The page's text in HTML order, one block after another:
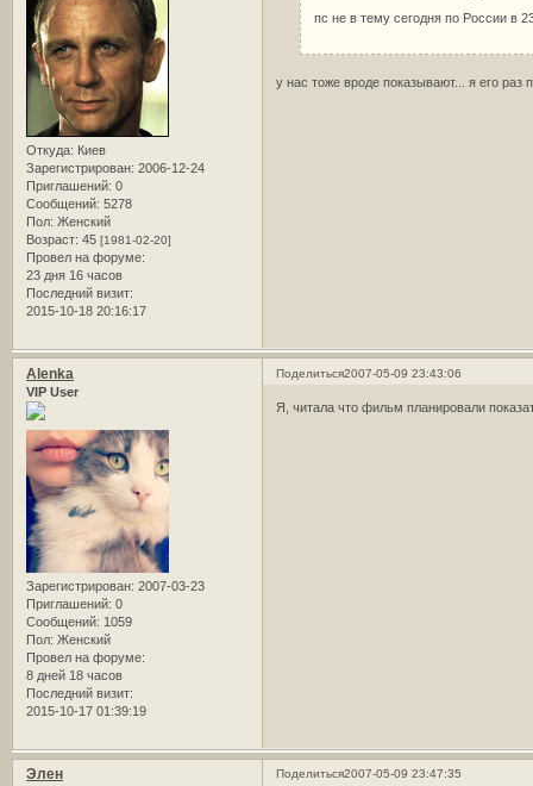
Откуда: Киев
Зарегистрирован: 2006-12-24
Приглашений: 0
Сообщений: 5278
Пол: Женский
Возраст: 45 [1981-02-20]
Провел на форуме:
23 дня 16 часов
Последний визит:
2015-10-18 20:16:17
пс не в тему сегодня по России в
у нас тоже вроде показывают... я его раз
Поделиться2007-05-09 23:43:06
Alenka
VIP User
Зарегистрирован: 2007-03-23
Приглашений: 0
Сообщений: 1059
Пол: Женский
Провел на форуме:
8 дней 18 часов
Последний визит:
2015-10-17 01:39:19
Я, читала что фильм планировали
Поделиться2007-05-09 23:47:35
Элен